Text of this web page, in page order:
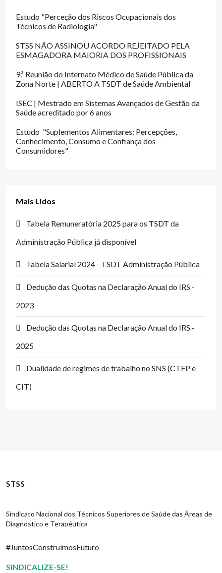
Estudo "Perceção dos Riscos Ocupacionais dos
Técnicos de Radiologia"
STSS NÃO ASSINOU ACORDO REJEITADO PELA
ESMAGADORA MAIORIA DOS PROFISSIONAIS
9.ª Reunião do Internato Médico de Saúde Pública da
Zona Norte | ABERTO A TSDT de Saúde Ambiental
ISEC | Mestrado em Sistemas Avançados de Gestão da
Saúde acreditado por 6 anos
Estudo "Suplementos Alimentares: Percepções,
Conhecimento, Consumo e Confiança dos
Consumidores"
Mais Lidos
Tabela Remuneratória 2025 para os TSDT da
Administração Pública já disponível
Tabela Salarial 2024 - TSDT Administração Pública
Dedução das Quotas na Declaração Anual do IRS -
2023
Dedução das Quotas na Declaração Anual do IRS -
2025
Dualidade de regimes de trabalho no SNS (CTFP e
CIT)
STSS
Sindicato Nacional dos Técnicos Superiores de Saúde das Áreas de
Diagnóstico e Terapêutica
#JuntosConstruímosFuturo
SINDICALIZE-SE!